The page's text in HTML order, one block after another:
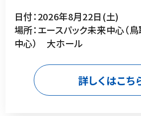
日付：2026年8月22日(土)
場所：エースパック未来中心（
中心） 大ホール
詳しくはこち